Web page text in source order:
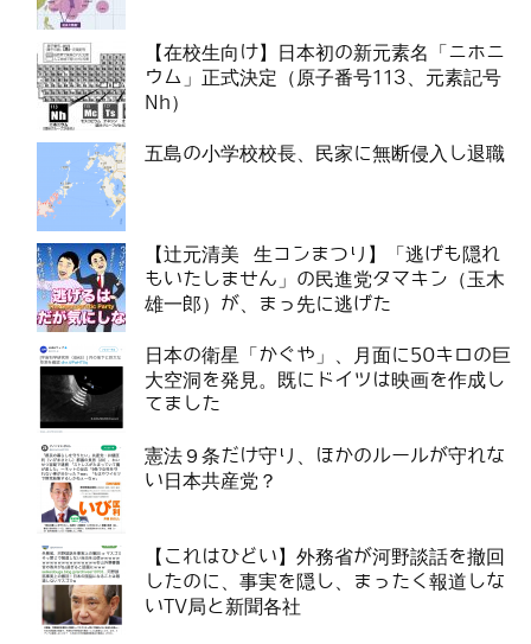
【在校生向け】日本初の新元素名「ニホニ
ウム」正式決定（原子番号113、元素記号
Nh）
五島の小学校校長、民家に無断侵入し退職
【辻元清美 生コンまつり】「逃げも隠れ
もいたしません」の民進党タマキン（玉木
雄一郎）が、まっ先に逃げた
日本の衛星「かぐや」、月面に50キロの巨
大空洞を発見。既にドイツは映画を作成し
てました
憲法９条だけ守り、ほかのルールが守れな
い日本共産党？
【これはひどい】外務省が河野談話を撤回
したのに、事実を隠し、まったく報道しな
いTV局と新聞各社